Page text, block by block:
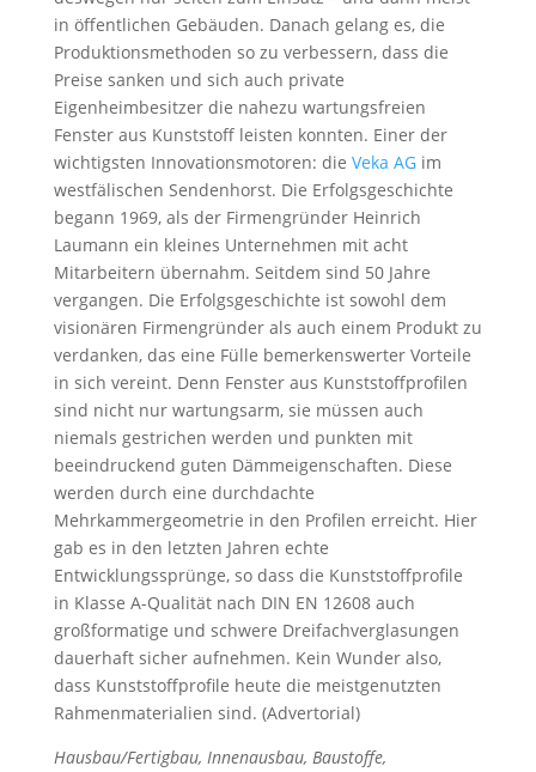
in öffentlichen Gebäuden. Danach gelang es, die
Produktionsmethoden so zu verbessern, dass die
Preise sanken und sich auch private
Eigenheimbesitzer die nahezu wartungsfreien
Fenster aus Kunststoff leisten konnten. Einer der
wichtigsten Innovationsmotoren: die Veka AGim
westfälischen Sendenhorst. Die Erfolgsgeschichte
begann 1969, als der Firmengründer Heinrich
Laumann ein kleines Unternehmen mit acht
Mitarbeitern übernahm. Seitdem sind 50 Jahre
vergangen. Die Erfolgsgeschichte ist sowohl dem
visionären Firmengründer als auch einem Produkt zu
verdanken, das eine Fülle bemerkenswerter Vorteile
in sich vereint. Denn Fenster aus Kunststoffprofilen
sind nicht nur wartungsarm, sie müssen auch
niemals gestrichen werden und punkten mit
beeindruckend guten Dämmeigenschaften. Diese
werden durch eine durchdachte
Mehrkammergeometrie in den Profilen erreicht. Hier
gab es in den letzten Jahren echte
Entwicklungssprünge, so dass die Kunststoffprofile
in Klasse A-Qualität nach DIN EN 12608 auch
großformatige und schwere Dreifachverglasungen
dauerhaft sicher aufnehmen. Kein Wunder also,
dass Kunststoffprofile heute die meistgenutzten
Rahmenmaterialien sind. (Advertorial)
Hausbau/Fertigbau, Innenausbau, Baustoffe,